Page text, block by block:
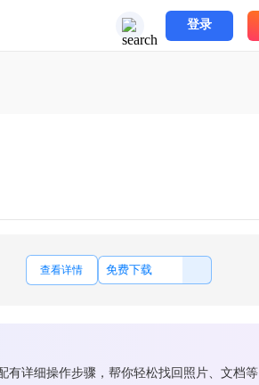
登录
查看详情 免费下载
有详细操作步骤，帮你轻松找回照片、文档等